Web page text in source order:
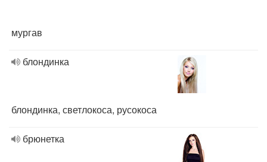
мургав
блондинка
блондинка, светлокоса, русокоса
брюнетка